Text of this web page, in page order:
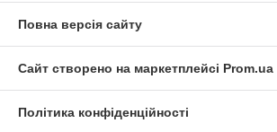
Повна версія сайту
Сайт створено на маркетплейсі Prom.ua
Політика конфіденційності